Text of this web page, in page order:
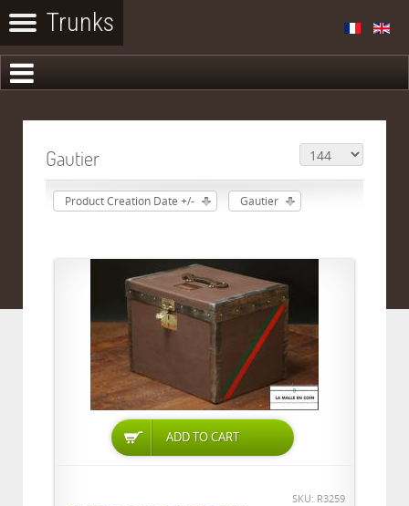
Gautier
Product Creation Date +/- Gautier
ADD TO CART
SKU: R3259